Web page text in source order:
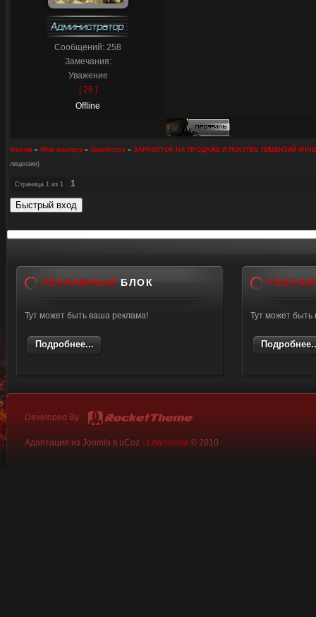
Сообщений: 258
Замечания:
Уважение
[ 26 ]
Offline
Форум » Web мастеру » Зароботок » ЗАРАБОТОК НА ПРОДАЖЕ И ПОКУПКЕ ЛИЦЕНЗИЙ
лицензии)
Страница 1 из 1 1
РЕКЛАМНЫЙ БЛОК
Тут может быть ваша реклама!
Подробнее...
Тут может
Developed By
Адаптация из Joomla в uCoz - Lewonchik© 2010